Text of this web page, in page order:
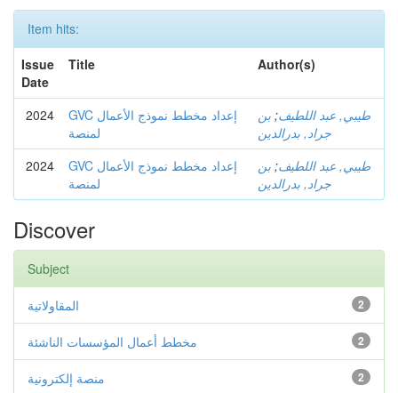
Item hits:
Issue
Date
Title Author(s)
2024
GVC إعداد مخطط نموذج الأعمال
لمنصة
طيبي, عبد اللطيف; بن
جراد, بدرالدين
2024
GVC إعداد مخطط نموذج الأعمال
لمنصة
طيبي, عبد اللطيف; بن
جراد, بدرالدين
Discover
Subject
2 المقاولاتية
2 مخطط أعمال المؤسسات الناشئة
2 منصة إلكترونية